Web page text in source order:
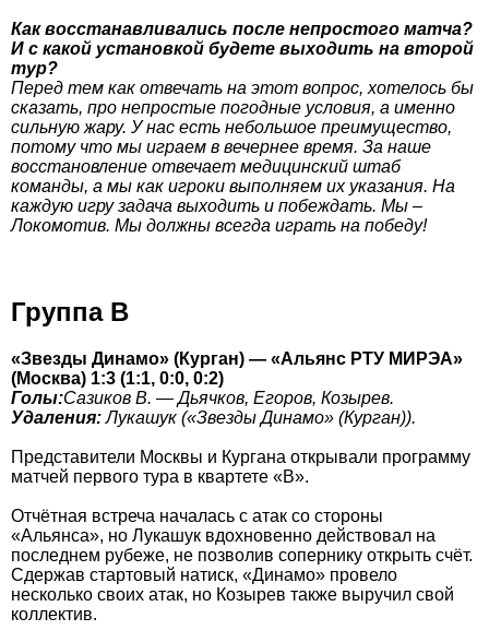
Как восстанавливались после непростого матча?
И с какой установкой будете выходить на второй
тур?
Перед тем как отвечать на этот вопрос, хотелось бы
сказать, про непростые погодные условия, а именно
сильную жару. У нас есть небольшое преимущество,
потому что мы играем в вечернее время. За наше
восстановление отвечает медицинский штаб
команды, а мы как игроки выполняем их указания. На
каждую игру задача выходить и побеждать. Мы –
Локомотив. Мы должны всегда играть на победу!
Группа В
«Звезды Динамо» (Курган) — «Альянс РТУ МИРЭА»
(Москва) 1:3 (1:1, 0:0, 0:2)
Голы:Сазиков В. — Дьячков, Егоров, Козырев.
Удаления:Лукашук («Звезды Динамо» (Курган)).
Представители Москвы и Кургана открывали программу
матчей первого тура в квартете «В».
Отчётная встреча началась с атак со стороны
«Альянса», но Лукашук вдохновенно действовал на
последнем рубеже, не позволив сопернику открыть счёт.
Сдержав стартовый натиск, «Динамо» провело
несколько своих атак, но Козырев также выручил свой
коллектив.